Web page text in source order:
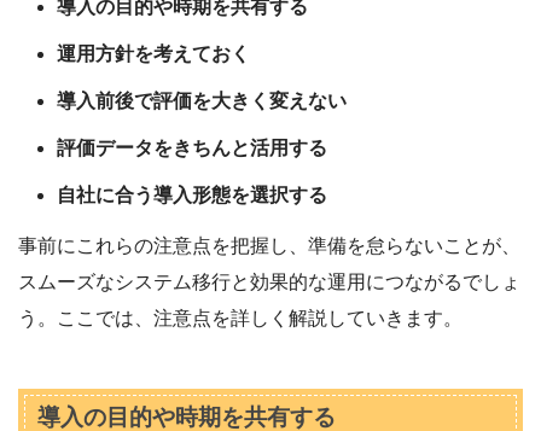
導入の目的や時期を共有する
運用方針を考えておく
導入前後で評価を大きく変えない
評価データをきちんと活用する
自社に合う導入形態を選択する
事前にこれらの注意点を把握し、準備を怠らないことが、
スムーズなシステム移行と効果的な運用につながるでしょ
う。ここでは、注意点を詳しく解説していきます。
導入の目的や時期を共有する